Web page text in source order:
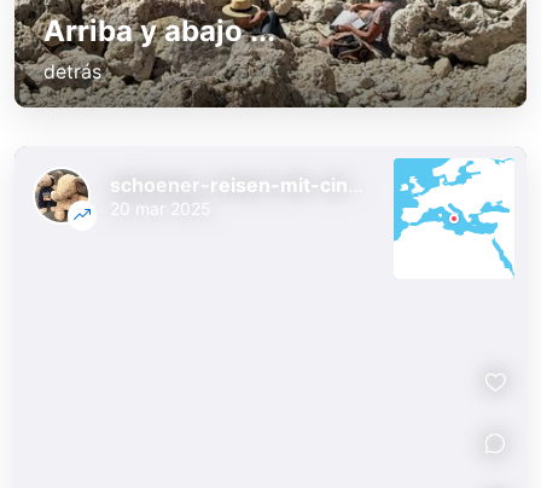
Arriba y abajo ...
detrás
20 mar 2025